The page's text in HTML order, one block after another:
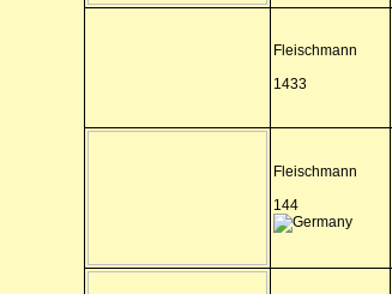
Fleischmann
1433
Fleischmann
144